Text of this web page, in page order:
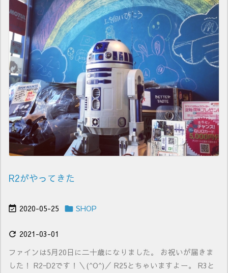
R2がやってきた
 2020-05-25  SHOP
 2021-03-01
ファインは5月20日に二十歳になりました。 お祝いが届きま
した！ R2ｰD2です！＼(^O^)／ R25とちゃいますよー。 R3と